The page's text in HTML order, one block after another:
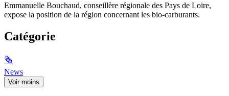
Emmanuelle Bouchaud, conseillère régionale des Pays de Loire,
expose la position de la région concernant les bio-carburants.
Catégorie
🗞
News
Voir moins